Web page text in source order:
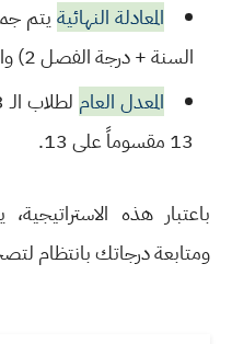
المعادلة النهائية
السنة + درجة الفصل 2) والناتج يقسم على 3.
المعدل العام
13 مقسوماً على 13.
باعتبار هذه
ومتابعة درجاتك بانتظام